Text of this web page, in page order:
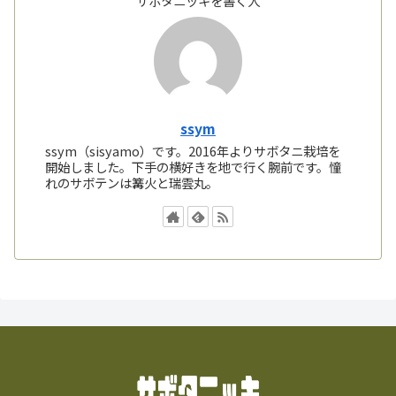
ssym
ssym（sisyamo）です。2016年よりサボタニ栽培を
開始しました。下手の横好きを地で行く腕前です。憧
れのサボテンは篝火と瑞雲丸。